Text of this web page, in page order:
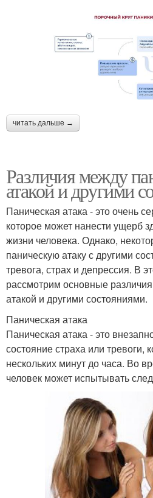
читать дальше →
Различия между
атакой и другими
Паническая атака - это очень
которое может нанести ущерб
жизни человека. Однако,
паническую атаку с другими
тревога, страх и депрессия. В
рассмотрим основные
атакой и другими состояниями.
Паническая атака
Паническая атака - это
состояние страха или тревоги,
нескольких минут до часа. Во
человек может испытывать